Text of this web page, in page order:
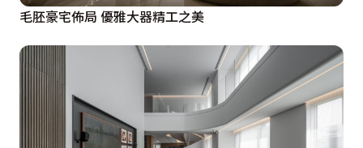
呼應的沙發背牆亦將柱體修飾成圓柱，再刷塗上淺色蛋殼
三樓主臥室
主臥室劃分為三大區域，每一處都滿載著對美好生活的期
待與憧憬。女主人的化妝間與包包收納區，宛如精品櫥
毛胚豪宅佈局 優雅大器精工之美